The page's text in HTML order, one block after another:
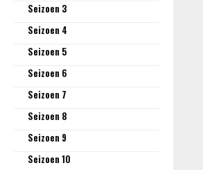
Seizoen 3
Seizoen 4
Seizoen 5
Seizoen 6
Seizoen 7
Seizoen 8
Seizoen 9
Seizoen 10